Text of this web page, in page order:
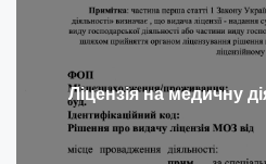
Ліцензія на медичну